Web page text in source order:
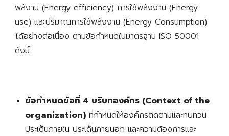
พลังาน (Energy efficiency) การใช้พลังงาน (Energy
use) และปริมาณการใช้พลังงาน (Energy Consumption)
ได้อย่างต่อเนื่อง ตามข้อกำหนดในมาตรฐาน ISO 50001
ดังนี้
ข้อกำหนดข้อที่ 4 บริบทองค์กร (Context of the
organization) ที่กำหนดให้องค์กรติดตามและทบทวน
ประเด็นภายใน ประเด็นภายนอก และความต้องการและ